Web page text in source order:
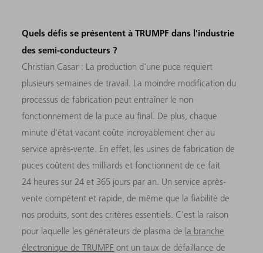
Quels défis se présentent à TRUMPF dans l'industrie
des semi-conducteurs ?
Christian Casar : La production d'une puce requiert
plusieurs semaines de travail. La moindre modification du
processus de fabrication peut entraîner le non
fonctionnement de la puce au final. De plus, chaque
minute d'état vacant coûte incroyablement cher au
service après-vente. En effet, les usines de fabrication de
puces coûtent des milliards et fonctionnent de ce fait
24 heures sur 24 et 365 jours par an. Un service après-
vente compétent et rapide, de même que la fiabilité de
nos produits, sont des critères essentiels. C'est la raison
pour laquelle les générateurs de plasma de la branche
électronique de TRUMPF ont un taux de défaillance de